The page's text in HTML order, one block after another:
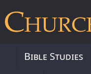
Bible Studies